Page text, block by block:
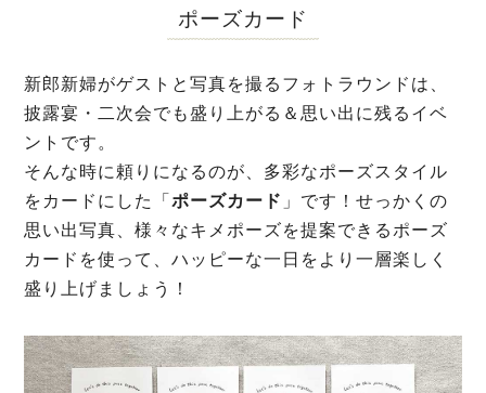
ポーズカード
新郎新婦がゲストと写真を撮るフォトラウンドは、
披露宴・二次会でも盛り上がる＆思い出に残るイベ
ントです。
そんな時に頼りになるのが、多彩なポーズスタイル
をカードにした「ポーズカード 」です！せっかくの
思い出写真、様々なキメポーズを提案できるポーズ
カードを使って、ハッピーな一日をより一層楽しく
盛り上げましょう！